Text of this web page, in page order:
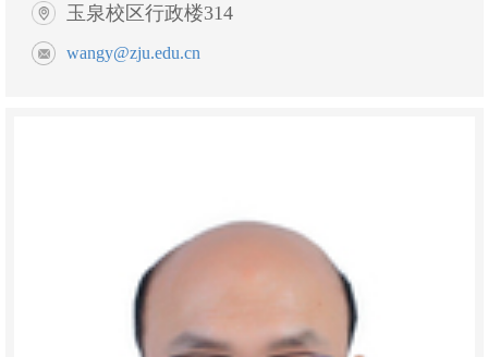
玉泉校区行政楼314
wangy@zju.edu.cn